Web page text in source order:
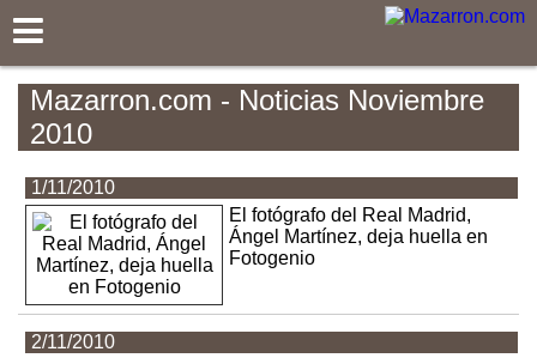
Mazarron.com - Noticias Noviembre
2010
1/11/2010
El fotógrafo del Real Madrid,
Ángel Martínez, deja huella en
Fotogenio
2/11/2010